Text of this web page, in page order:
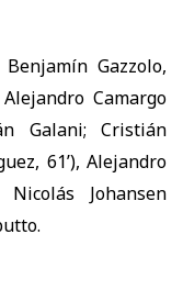
Gazzolo,
Camargo
Galani; Cristián
61’), Alejandro
Nicolás Johansen